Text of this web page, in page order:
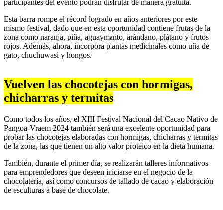
participantes del evento podrán disfrutar de manera gratuita.
Esta barra rompe el récord logrado en años anteriores por este
mismo festival, dado que en esta oportunidad contiene frutas de la
zona como naranja, piña, aguaymanto, arándano, plátano y frutos
rojos. Además, ahora, incorpora plantas medicinales como uña de
gato, chuchuwasi y hongos.
Vuelven las chocotejas con hormigas,
chicharras y termitas
Como todos los años, el XIII Festival Nacional del Cacao Nativo de
Pangoa-Vraem 2024 también será una excelente oportunidad para
probar las chocotejas elaboradas con hormigas, chicharras y termitas
de la zona, las que tienen un alto valor proteico en la dieta humana.
También, durante el primer día, se realizarán talleres informativos
para emprendedores que deseen iniciarse en el negocio de la
chocolatería, así como concursos de tallado de cacao y elaboración
de esculturas a base de chocolate.